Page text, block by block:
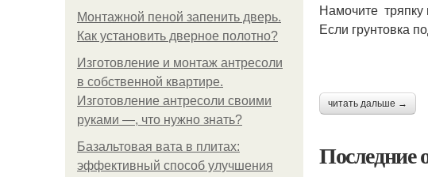
Монтажной пеной запенить дверь.
Как установить дверное полотно?
Изготовление и монтаж антресоли
в собственной квартире.
Изготовление антресоли своими
руками —, что нужно знать?
Базальтовая вата в плитах:
эффективный способ улучшения
Намочите тряпку
Если грунтовка
читать дальше →
Последние